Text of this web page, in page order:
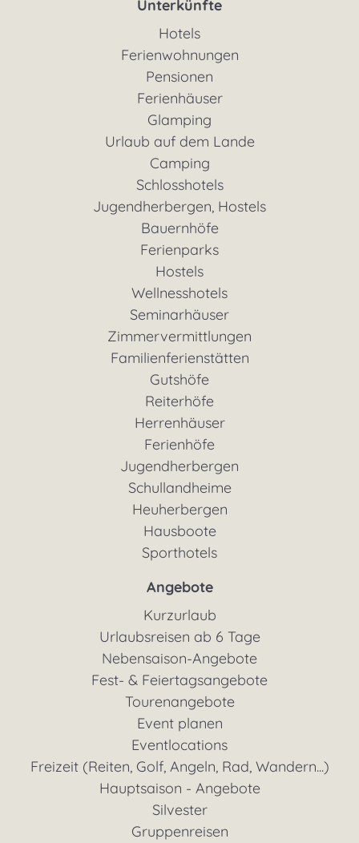
Unterkünfte
Hotels
Ferienwohnungen
Pensionen
Ferienhäuser
Glamping
Urlaub auf dem Lande
Camping
Schlosshotels
Jugendherbergen, Hostels
Bauernhöfe
Ferienparks
Hostels
Wellnesshotels
Seminarhäuser
Zimmervermittlungen
Familienferienstätten
Gutshöfe
Reiterhöfe
Herrenhäuser
Ferienhöfe
Jugendherbergen
Schullandheime
Heuherbergen
Hausboote
Sporthotels
Angebote
Kurzurlaub
Urlaubsreisen ab 6 Tage
Nebensaison-Angebote
Fest- & Feiertagsangebote
Tourenangebote
Event planen
Eventlocations
Freizeit (Reiten, Golf, Angeln, Rad, Wandern...)
Hauptsaison - Angebote
Silvester
Gruppenreisen